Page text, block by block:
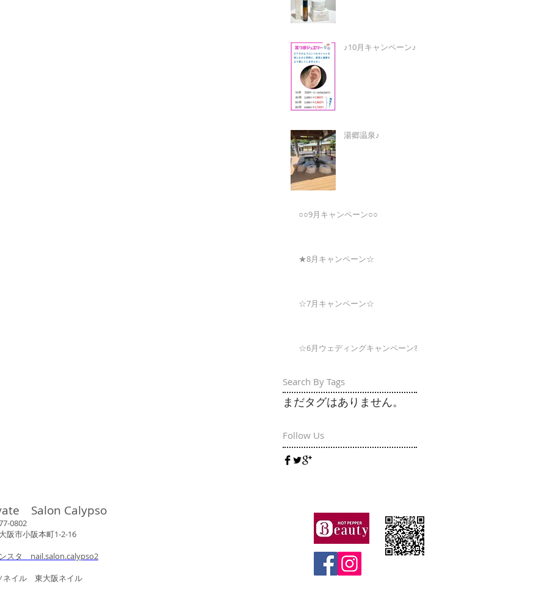
Search By Tags
♪10月キャンペーン♪
湯郷温泉♪
○○9月キャンペーン○○
★8月キャンペーン☆
☆7月キャンペーン☆
☆6月ウェディングキャンペーン🌸
まだタグはありません。
Follow Us
Salon Calypso
市小阪本町1-2-16
タ nail.salon.calypso2
東大阪ネイル